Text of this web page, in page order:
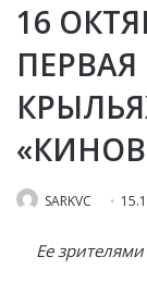
16
SARKVC
Ее